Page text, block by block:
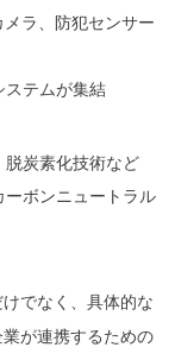
ラ、防犯センサー
ステムが集結
脱炭素化技術など
ボンニュートラル
でなく、具体的な
が連携するための